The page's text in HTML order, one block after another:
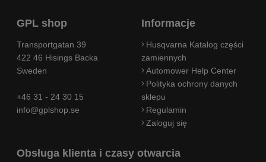
GPL shop
Transportgatan 39
422 46 Hisings Backa
Sweden
+46 31 - 24 30 15
info@gplshop.se
Informacje
Husqvarna Katalog części
zamiennych
Automower Help Center
Polityka ochrony danych
sklepu
Regulamin
Zaloguj się
Obsługa klienta i czasy otwarcia